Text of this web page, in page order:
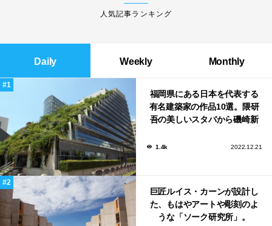
人気記事ランキング
Daily Weekly Monthly
福岡県にある日本を代表する
有名建築家の作品10選。隈研
吾の美しいスタバから磯崎新
1.4k 2022.12.21
巨匠ルイス・カーンが設計し
た、もはやアートや彫刻のよ
うな「ソーク研究所」。